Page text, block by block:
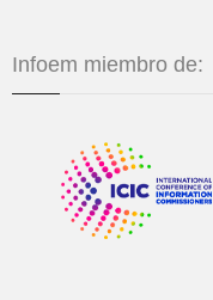
Infoem miembro de: